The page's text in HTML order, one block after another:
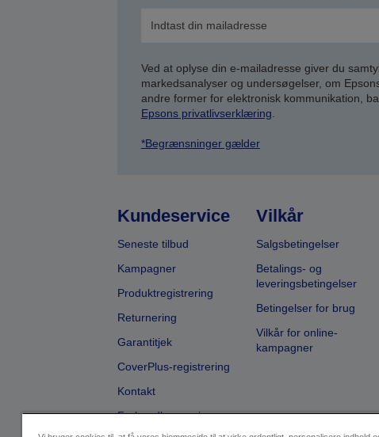
Ved at oplyse din e-mailadresse giver du
markedsanalyser og undersøgelser, om
andre former for elektronisk kommunikation,
Epsons privatlivserklæring.
*Begrænsninger gælder
Kundeservice
Seneste tilbud
Kampagner
Produktregistrering
Returnering
Garantitjek
CoverPlus-registrering
Kontakt
Forhandlersøgning
Vilkår
Salgsbetingelser
Betalings- og
leveringsbetingelser
Betingelser for brug
Vilkår for online-
kampagner